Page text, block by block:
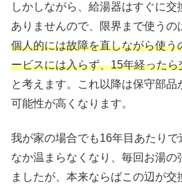
しかしながら、給湯器はすぐに
ありませんので、限界まで使うの
個人的には故障を直しながら使う
ービスには入らず、15年経った
と考えます。これ以降は保守部品
可能性が高くなります。
我が家の場合でも16年目あたり
なか温まらなくなり、毎回お湯の
ましたが、本来ならばこの辺が交